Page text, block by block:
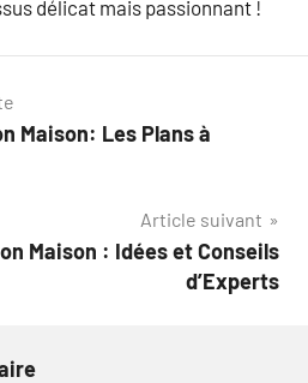
délicat mais passionnant !
Maison: Les Plans à
Article suivant
Maison : Idées et Conseils
d’Experts